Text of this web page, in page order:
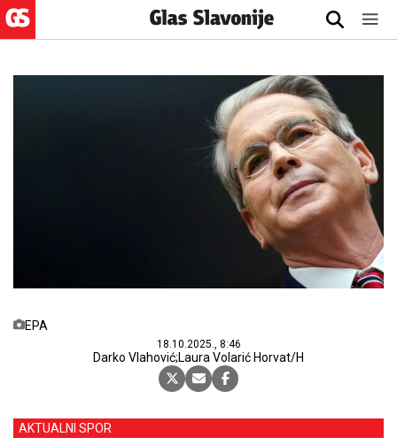
EPA
18.10.2025., 8:46
Darko Vlahović;Laura Volarić Horvat/H
AKTUALNI SPOR